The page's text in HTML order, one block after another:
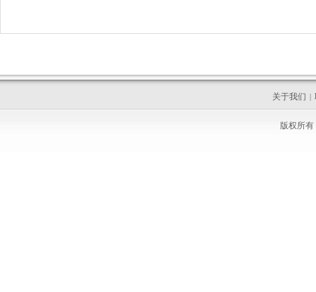
关于我们 |
版权所